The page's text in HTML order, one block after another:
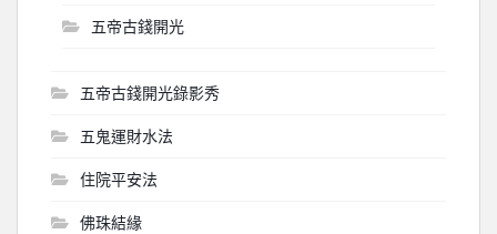
五帝古錢開光
五帝古錢開光錄影秀
五鬼運財水法
住院平安法
佛珠結緣